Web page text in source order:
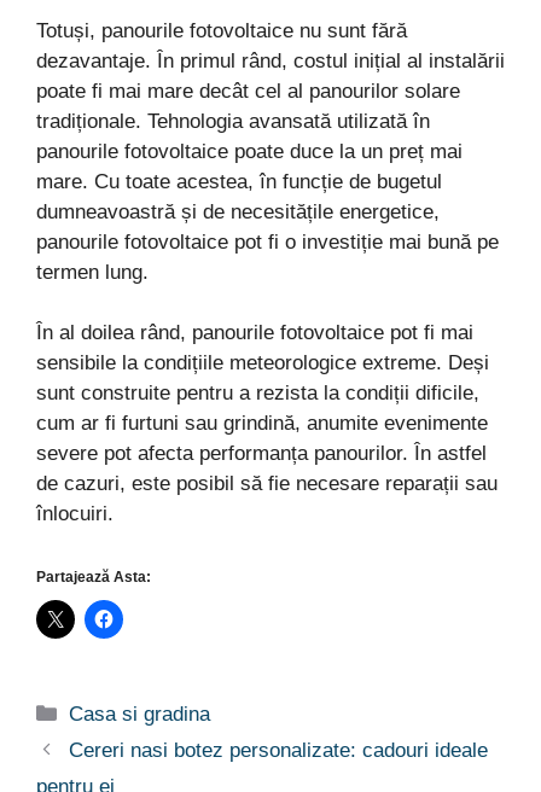
Totuși, panourile fotovoltaice nu sunt fără
dezavantaje. În primul rând, costul inițial al instalării
poate fi mai mare decât cel al panourilor solare
tradiționale. Tehnologia avansată utilizată în
panourile fotovoltaice poate duce la un preț mai
mare. Cu toate acestea, în funcție de bugetul
dumneavoastră și de necesitățile energetice,
panourile fotovoltaice pot fi o investiție mai bună pe
termen lung.
În al doilea rând, panourile fotovoltaice pot fi mai
sensibile la condițiile meteorologice extreme. Deși
sunt construite pentru a rezista la condiții dificile,
cum ar fi furtuni sau grindină, anumite evenimente
severe pot afecta performanța panourilor. În astfel
de cazuri, este posibil să fie necesare reparații sau
înlocuiri.
Partajează Asta:
Categorii
Casa si gradina
Cereri nasi botez personalizate: cadouri ideale
pentru ei